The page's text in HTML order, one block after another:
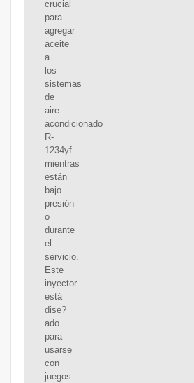
crucial
para
agregar
aceite
a
los
sistemas
de
aire
acondicionado
R-
1234yf
mientras
están
bajo
presión
o
durante
el
servicio.
Este
inyector
está
dise?
ado
para
usarse
con
juegos